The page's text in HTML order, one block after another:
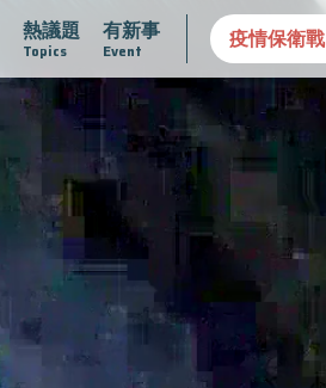
熱議題
Topics
有新事
Event
愛不沾黏 守護腺在 疫情保衛戰